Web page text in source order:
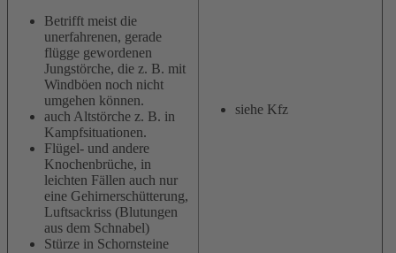
Betrifft meist die
unerfahrenen, gerade
flügge gewordenen
Jungstörche, die z. B. mit
Windböen noch nicht
umgehen können.
auch Altstörche z. B. in
Kampfsituationen.
Flügel- und andere
Knochenbrüche, in
leichten Fällen auch nur
eine Gehirnerschütterung,
Luftsackriss (Blutungen
aus dem Schnabel)
Stürze in Schornsteine
siehe Kfz